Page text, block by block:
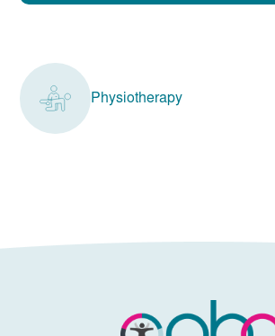
Physiotherapy